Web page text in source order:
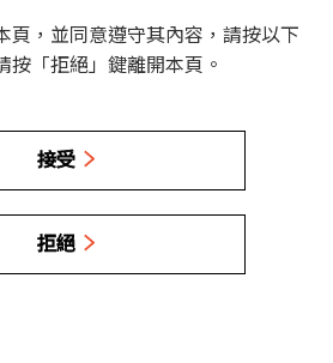
頁，並同意遵守其內容，請按以下
按「拒絕」鍵離開本頁。
接受
拒絕